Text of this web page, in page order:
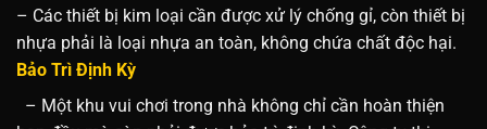
– Các thiết bị kim loại cần được xử lý chống gỉ, còn thiết bị
nhựa phải là loại nhựa an toàn, không chứa chất độc hại.
Bảo Trì Định Kỳ
– Một khu vui chơi trong nhà không chỉ cần hoàn thiện